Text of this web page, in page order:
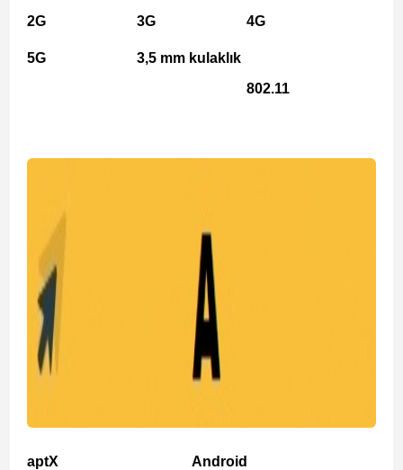
2G 3G 4G
5G
3,5 mm kulaklık
802.11
aptX
Android